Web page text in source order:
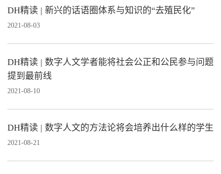
2021-08-03
DH精读 | 新兴的话语圈体系与知识的“去殖民化”
2021-08-10
DH精读 | 数字人文学者能将社会公正和公民参与问题
提到最前线
2021-08-21
DH精读 | 数字人文的方法论将会培养出什么样的学生